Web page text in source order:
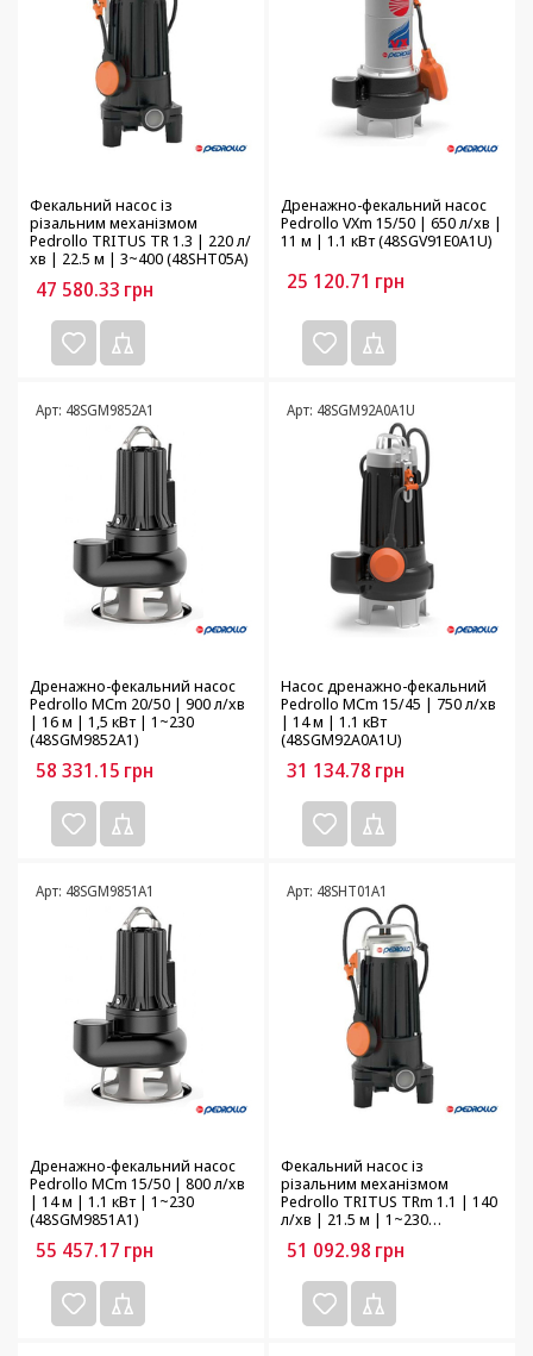
Фекальний насос із
різальним механізмом
Pedrollo TRITUS TR 1.3 | 220 л/
хв | 22.5 м | 3~400 (48SHT05A)
47 580.33 грн
Дренажно-фекальний насос
Pedrollo VXm 15/50 | 650 л/хв |
11 м | 1.1 кВт (48SGV91E0A1U)
25 120.71 грн
Арт: 48SGM9852A1
Дренажно-фекальний насос
Pedrollo MCm 20/50 | 900 л/хв
| 16 м | 1,5 кВт | 1~230
(48SGM9852A1)
58 331.15 грн
Арт: 48SGM92A0A1U
Насос дренажно-фекальний
Pedrollo MCm 15/45 | 750 л/хв
| 14 м | 1.1 кВт
(48SGM92A0A1U)
31 134.78 грн
Арт: 48SGM9851A1
Дренажно-фекальний насос
Pedrollo MCm 15/50 | 800 л/хв
| 14 м | 1.1 кВт | 1~230
(48SGM9851A1)
55 457.17 грн
Арт: 48SHT01A1
Фекальний насос із
різальним механізмом
Pedrollo TRITUS TRm 1.1 | 140
л/хв | 21.5 м | 1~230
51 092.98 грн